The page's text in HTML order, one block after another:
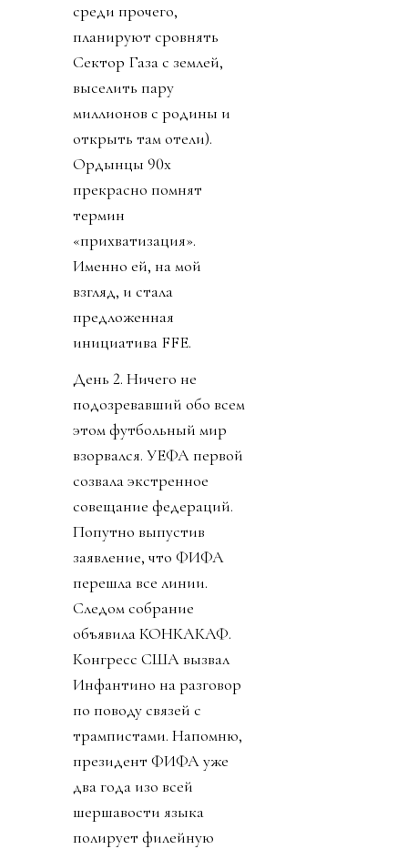
среди прочего,
планируют сровнять
Сектор Газа с землей,
выселить пару
миллионов с родины и
открыть там отели).
Ордынцы 90х
прекрасно помнят
термин
«прихватизация».
Именно ей, на мой
взгляд, и стала
предложенная
инициатива FFE.
День 2. Ничего не
подозревавший обо всем
этом футбольный мир
взорвался. УЕФА первой
созвала экстренное
совещание федераций.
Попутно выпустив
заявление, что ФИФА
перешла все линии.
Следом собрание
объявила КОНКАКАФ.
Конгресс США вызвал
Инфантино на разговор
по поводу связей с
трампистами. Напомню,
президент ФИФА уже
два года изо всей
шершавости языка
полирует филейную